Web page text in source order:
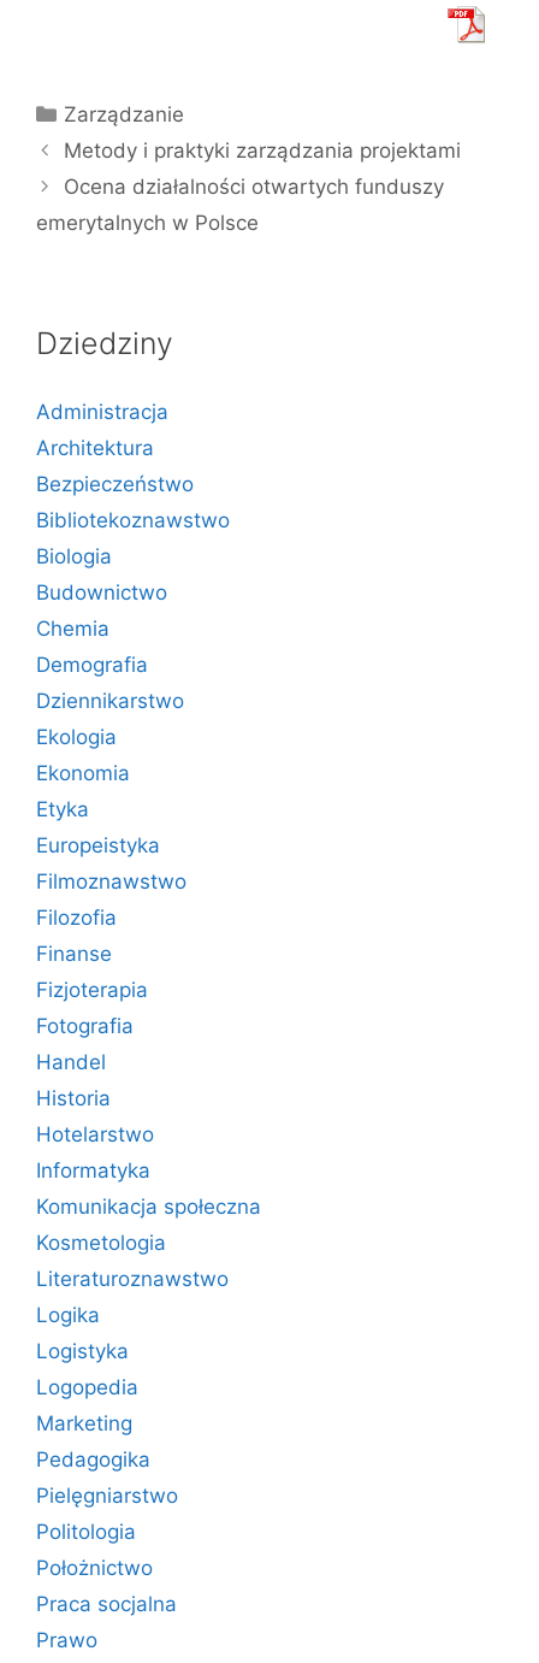
Kategorie
Zarządzanie
Metody i praktyki zarządzania projektami
Ocena działalności otwartych funduszy
emerytalnych w Polsce
Dziedziny
Administracja
Architektura
Bezpieczeństwo
Bibliotekoznawstwo
Biologia
Budownictwo
Chemia
Demografia
Dziennikarstwo
Ekologia
Ekonomia
Etyka
Europeistyka
Filmoznawstwo
Filozofia
Finanse
Fizjoterapia
Fotografia
Handel
Historia
Hotelarstwo
Informatyka
Komunikacja społeczna
Kosmetologia
Literaturoznawstwo
Logika
Logistyka
Logopedia
Marketing
Pedagogika
Pielęgniarstwo
Politologia
Położnictwo
Praca socjalna
Prawo